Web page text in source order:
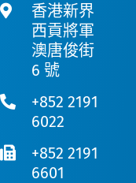
香港新界
西貢將軍
澳唐俊街
6 號
+852 2191
6022
+852 2191
6601